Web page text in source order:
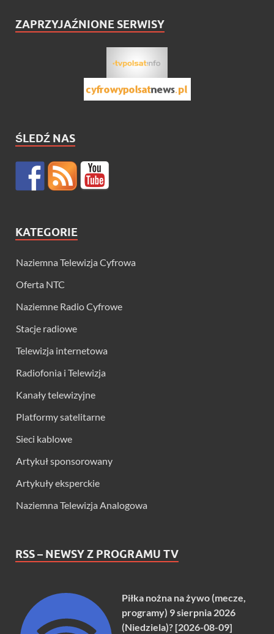
ZAPRZYJAŹNIONE SERWISY
ŚLEDŹ NAS
KATEGORIE
Naziemna Telewizja Cyfrowa
Oferta NTC
Naziemne Radio Cyfrowe
Stacje radiowe
Telewizja internetowa
Radiofonia i Telewizja
Kanały telewizyjne
Platformy satelitarne
Sieci kablowe
Artykuł sponsorowany
Artykuły eksperckie
Naziemna Telewizja Analogowa
RSS – NEWSY Z PROGRAMU TV
Piłka nożna na żywo (mecze,
programy) 9 sierpnia 2026
(Niedziela)? [2026-08-09]